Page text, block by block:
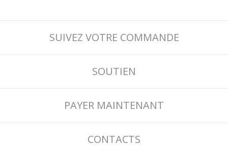
SUIVEZ VOTRE COMMANDE
SOUTIEN
PAYER MAINTENANT
CONTACTS